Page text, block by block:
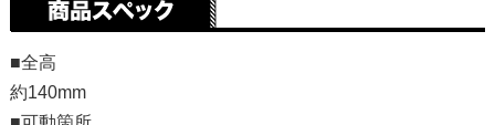
■全高
約140mm